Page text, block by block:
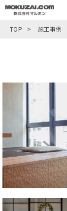
TOP > 施工事例